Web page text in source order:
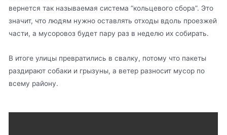
вернется так называемая система “кольцевого сбора”. Это
значит, что людям нужно оставлять отходы вдоль проезжей
части, а мусоровоз будет пару раз в неделю их собирать.
В итоге улицы превратились в свалку, потому что пакеты
раздирают собаки и грызуны, а ветер разносит мусор по
всему району.